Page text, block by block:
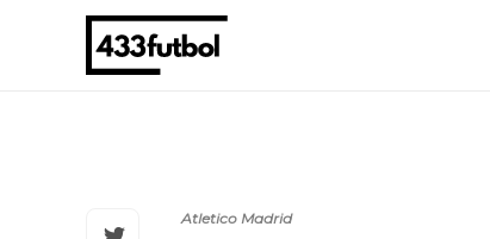
Atletico Madrid